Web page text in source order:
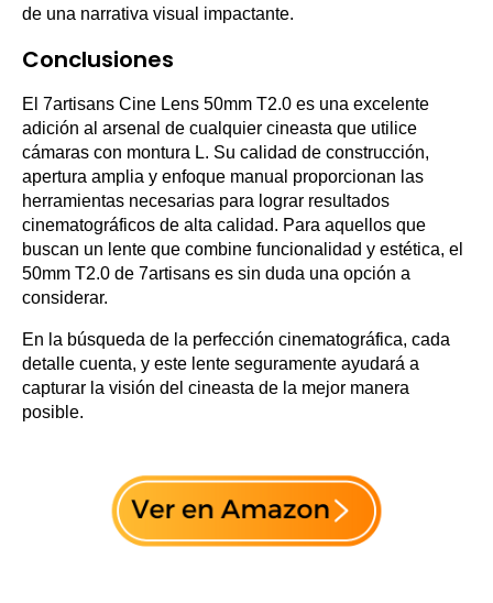
de una narrativa visual impactante.
Conclusiones
El 7artisans Cine Lens 50mm T2.0 es una excelente
adición al arsenal de cualquier cineasta que utilice
cámaras con montura L. Su calidad de construcción,
apertura amplia y enfoque manual proporcionan las
herramientas necesarias para lograr resultados
cinematográficos de alta calidad. Para aquellos que
buscan un lente que combine funcionalidad y estética, el
50mm T2.0 de 7artisans es sin duda una opción a
considerar.
En la búsqueda de la perfección cinematográfica, cada
detalle cuenta, y este lente seguramente ayudará a
capturar la visión del cineasta de la mejor manera
posible.